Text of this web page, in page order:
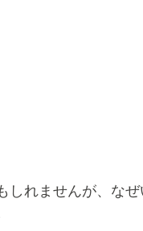
しれませんが、な